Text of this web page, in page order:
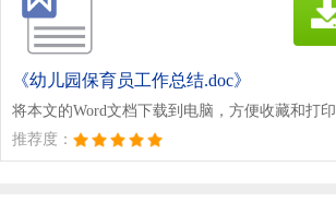
《幼儿园保育员工作总结.doc》
将本文的Word文档下载到电脑，方便收藏和打印
推荐度：